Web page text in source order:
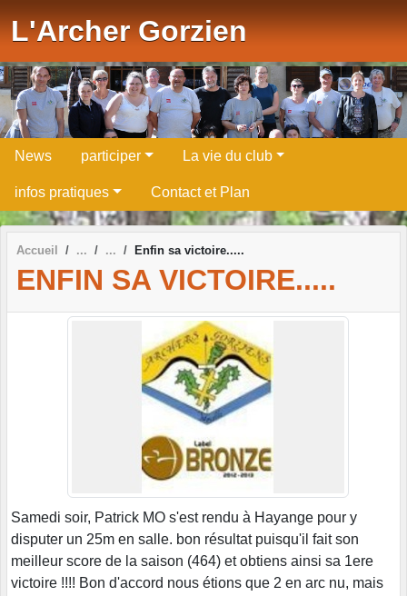
L'Archer Gorzien
News participer La vie du club
infos pratiques Contact et Plan
Accueil Enfin sa victoire.....
ENFIN SA VICTOIRE.....
Samedi soir, Patrick MO s'est rendu à Hayange pour y
disputer un 25m en salle. bon résultat puisqu'il fait son
meilleur score de la saison (464) et obtiens ainsi sa 1ere
victoire !!!! Bon d'accord nous étions que 2 en arc nu, mais